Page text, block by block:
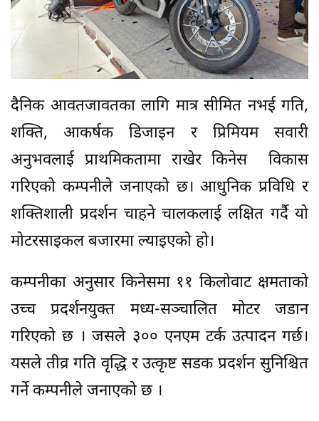
दैनिक आवतजावतका लागि मात्र सीमित नभई गति,
शक्ति, आकर्षक डिजाइन र प्रिमियम सवारी
अनुभवलाई प्राथमिकतामा राखेर किनेस विकास
गरिएको कम्पनीले जनाएको छ। आधुनिक प्रविधि र
शक्तिशाली प्रदर्शन चाहने चालकलाई लक्षित गर्दै यो
मोटरसाइकल बजारमा ल्याइएको हो।
कम्पनीका अनुसार किनेसमा ११ किलोवाट क्षमताको
उच्च प्रदर्शनयुक्त मध्य-सञ्चालित मोटर जडान
गरिएको छ । जसले ३०० एनएम टर्क उत्पादन गर्छ।
यसले तीव्र गति वृद्धि र उत्कृष्ट सडक प्रदर्शन सुनिश्चित
गर्ने कम्पनीले जनाएको छ ।